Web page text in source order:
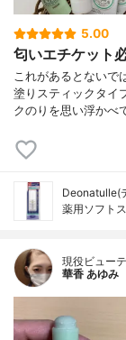
5.00
匂いエチケット
これがあるとないで
塗りスティックタイ
クのりを思い浮かべ
Deonatulle(
薬用ソフト
現役ビュー
華香 あゆみ